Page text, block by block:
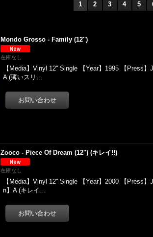
1 2 3 4 5
Mondo Grosso - Family (12'')
在庫なし
【Media】Vinyl 12'' Single 【Year】1995 【Press
A (薄いスリ…
Zooco - Piece Of Dream (12'') (キレイ!!)
在庫なし
【Media】Vinyl 12'' Single 【Year】2000 【Press
n】A (キレイ…